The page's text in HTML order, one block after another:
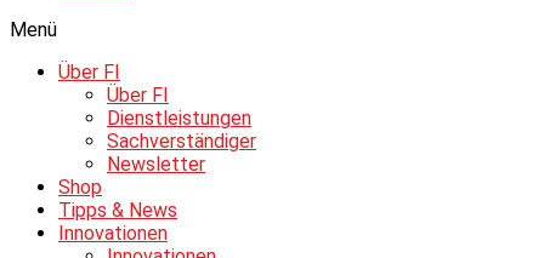
Menü
Über FI
Über FI
Dienstleistungen
Sachverständiger
Newsletter
Shop
Tipps & News
Innovationen